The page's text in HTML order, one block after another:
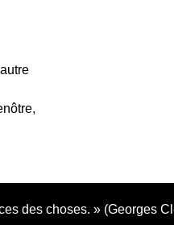
des choses. (Georges